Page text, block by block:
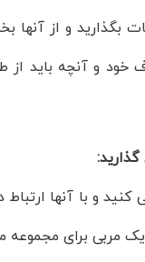
بگذارید و از
خود و آنچه باید از
تحسینشان می کنید و با
برای مجموعه